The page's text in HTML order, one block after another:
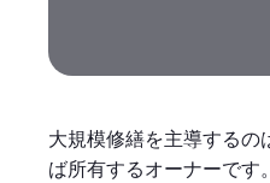
大規模修繕を主導する
ば所有するオーナーです